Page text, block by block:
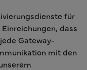
für
dass
Gateway-
mit den